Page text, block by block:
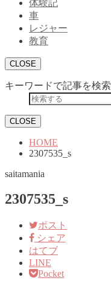
体験記
車
レジャー
教育
CLOSE
キーワードで記事を検索
CLOSE
HOME
2307535_s
saitamania
2307535_s
ポスト
シェア
はてブ
LINE
Pocket